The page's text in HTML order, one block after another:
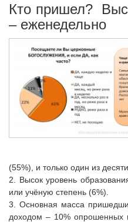
Кто пришел?
– еженедельно
(55%), и только один из
2. Высок уровень
или учёную степень (6%).
3. Основная масса
доходом – 10% опрошенных